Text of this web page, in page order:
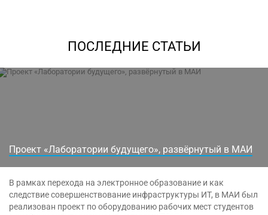
ПОСЛЕДНИЕ СТАТЬИ
Проект «Лаборатории будущего», развёрнутый в МАИ
В рамках перехода на электронное образование и как
следствие совершенствование инфраструктуры ИТ, в МАИ был
реализован проект по оборудованию рабочих мест студентов